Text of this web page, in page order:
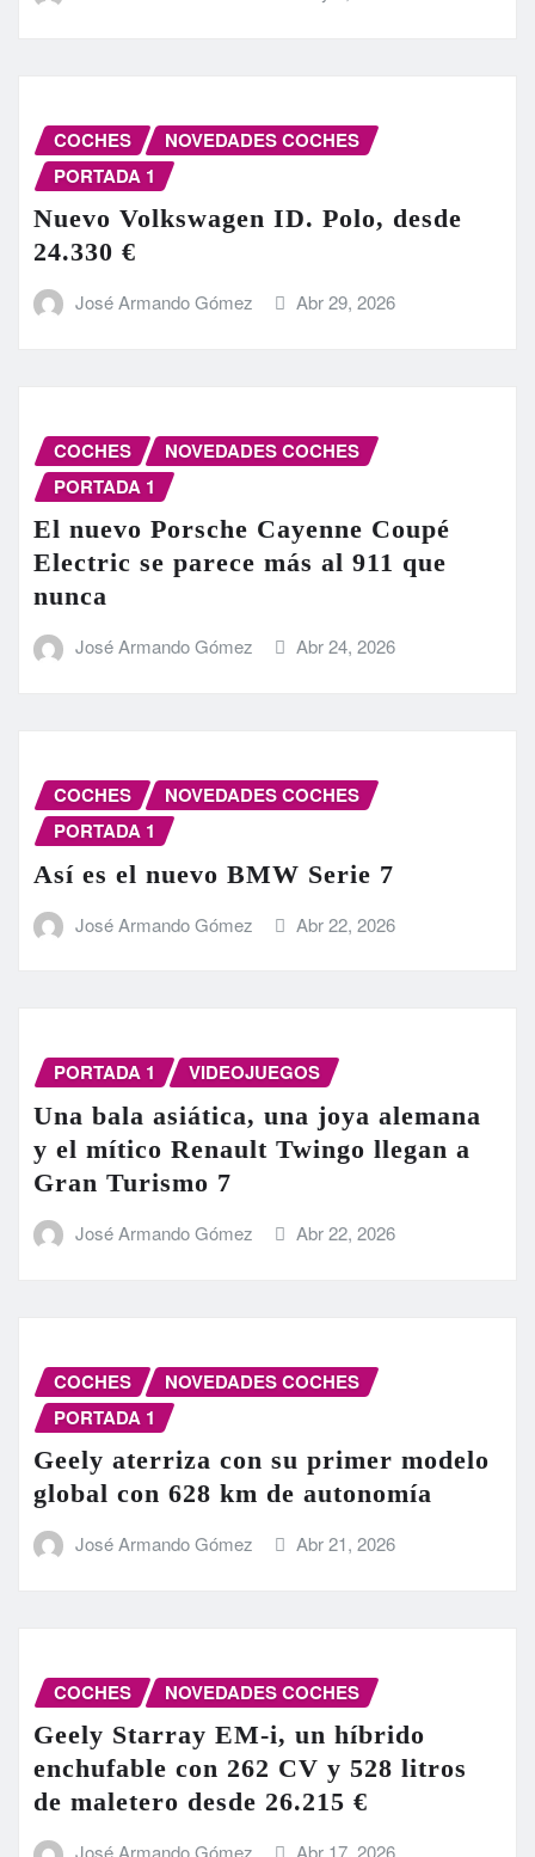
COCHES
NOVEDADES COCHES
PORTADA 1
Nuevo Volkswagen ID. Polo, desde
24.330 €
José Armando Gómez Abr 29, 2026
COCHES
NOVEDADES COCHES
PORTADA 1
El nuevo Porsche Cayenne Coupé
Electric se parece más al 911 que
nunca
José Armando Gómez Abr 24, 2026
COCHES
NOVEDADES COCHES
PORTADA 1
Así es el nuevo BMW Serie 7
José Armando Gómez Abr 22, 2026
PORTADA 1 VIDEOJUEGOS
Una bala asiática, una joya alemana
y el mítico Renault Twingo llegan a
Gran Turismo 7
José Armando Gómez Abr 22, 2026
COCHES
NOVEDADES COCHES
PORTADA 1
Geely aterriza con su primer modelo
global con 628 km de autonomía
José Armando Gómez Abr 21, 2026
COCHES NOVEDADES COCHES
Geely Starray EM-i, un híbrido
enchufable con 262 CV y 528 litros
de maletero desde 26.215 €